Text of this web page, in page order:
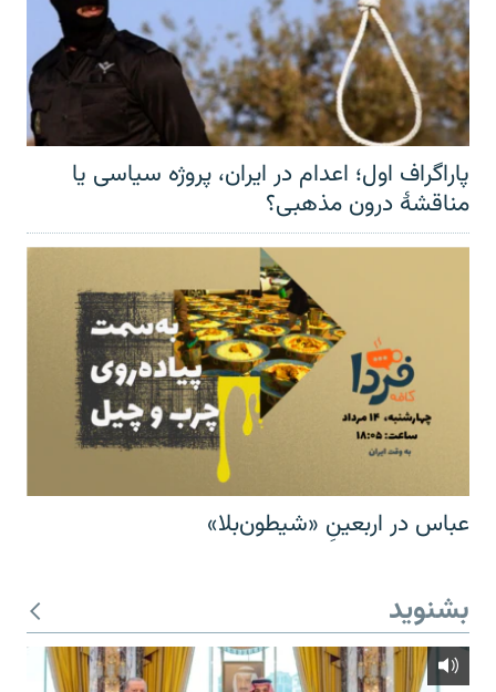
پاراگراف اول؛ اعدام در ایران، پروژه سیاسی یا
مناقشهٔ درون مذهبی؟
عباس در اربعینِ «شیطون‌بلا»
بشنوید